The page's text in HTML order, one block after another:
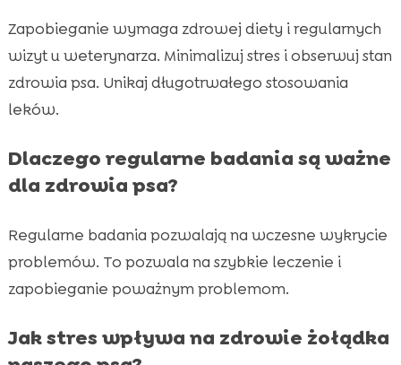
Zapobieganie wymaga zdrowej diety i regularnych
wizyt u weterynarza. Minimalizuj stres i obserwuj stan
zdrowia psa. Unikaj długotrwałego stosowania
leków.
Dlaczego regularne badania są ważne
dla zdrowia psa?
Regularne badania pozwalają na wczesne wykrycie
problemów. To pozwala na szybkie leczenie i
zapobieganie poważnym problemom.
Jak stres wpływa na zdrowie żołądka